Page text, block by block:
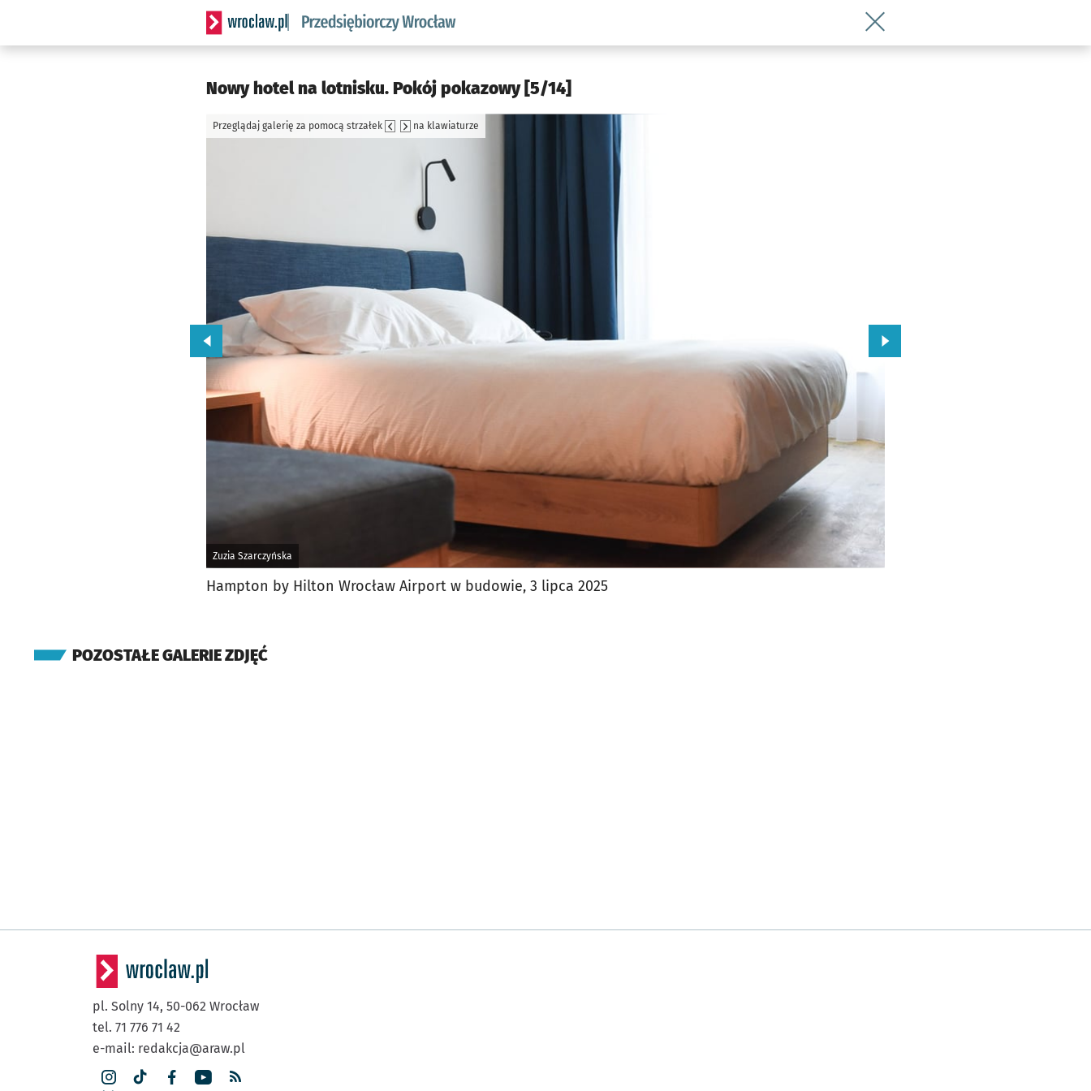
Serwis informacyjny wroclaw.pl podserwis: Strategia rozwoju przedsiębiorczości miasta Wrocławia
Wróć do artykułu Nowy hotel na
Nowy hotel na lotnisku. Pokój pokazowy [5/14]
Zuzia Szarczyńska
Przeglądaj galerię za pomocą strzałek na klawiaturze
Przejdź do poprzedniego zdjęcia. Przejdź do kolejnego zdjęcia.
Hampton by Hilton Wrocław Airport w budowie, 3 lipca 2025
POZOSTAŁE GALERIE ZDJĘĆ
pl. Solny 14, 50-062 Wrocław
tel. 71 776 71 42
e-mail: redakcja@araw.pl